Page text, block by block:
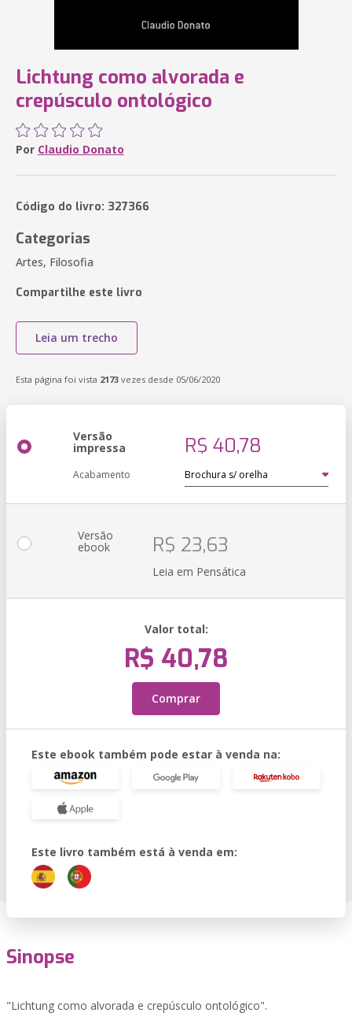
Lichtung como alvorada e
crepúsculo ontológico
Por Claudio Donato
Código do livro: 327366
Categorias
Artes, Filosofia
Compartilhe este livro
Leia um trecho
Esta página foi vista 2173 vezes desde 05/06/2020
Versão
impressa R$ 40,78
Acabamento
Versão
ebook R$ 23,63
Leia em Pensática
Valor total:
R$ 40,78
Comprar
Este ebook também pode estar à venda na:
Este livro também está à venda em:
Sinopse
"Lichtung como alvorada e crepúsculo ontológico".